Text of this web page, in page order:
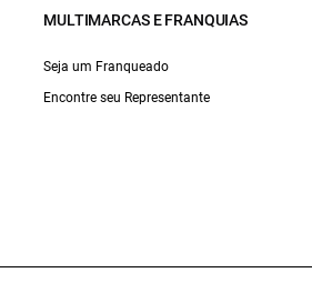
MULTIMARCAS E FRANQUIAS
Seja um Franqueado
Encontre seu Representante